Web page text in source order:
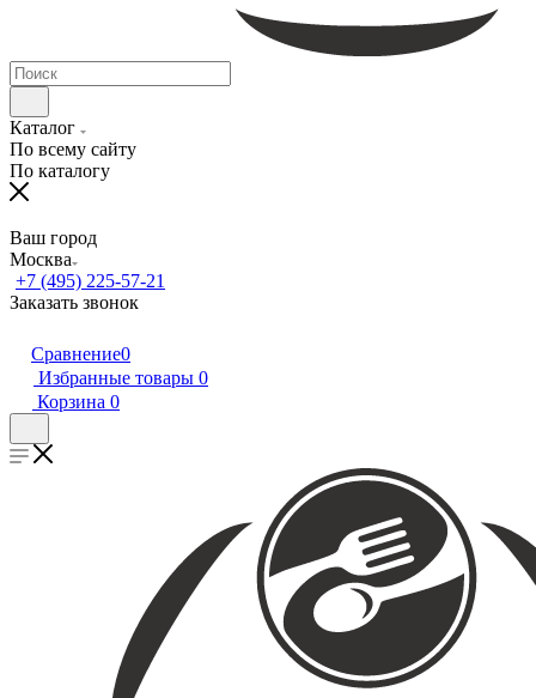
Каталог
По всему сайту
По каталогу
Ваш город
Москва
+7 (495) 225-57-21
Заказать звонок
Сравнение0
Избранные товары 0
Корзина 0